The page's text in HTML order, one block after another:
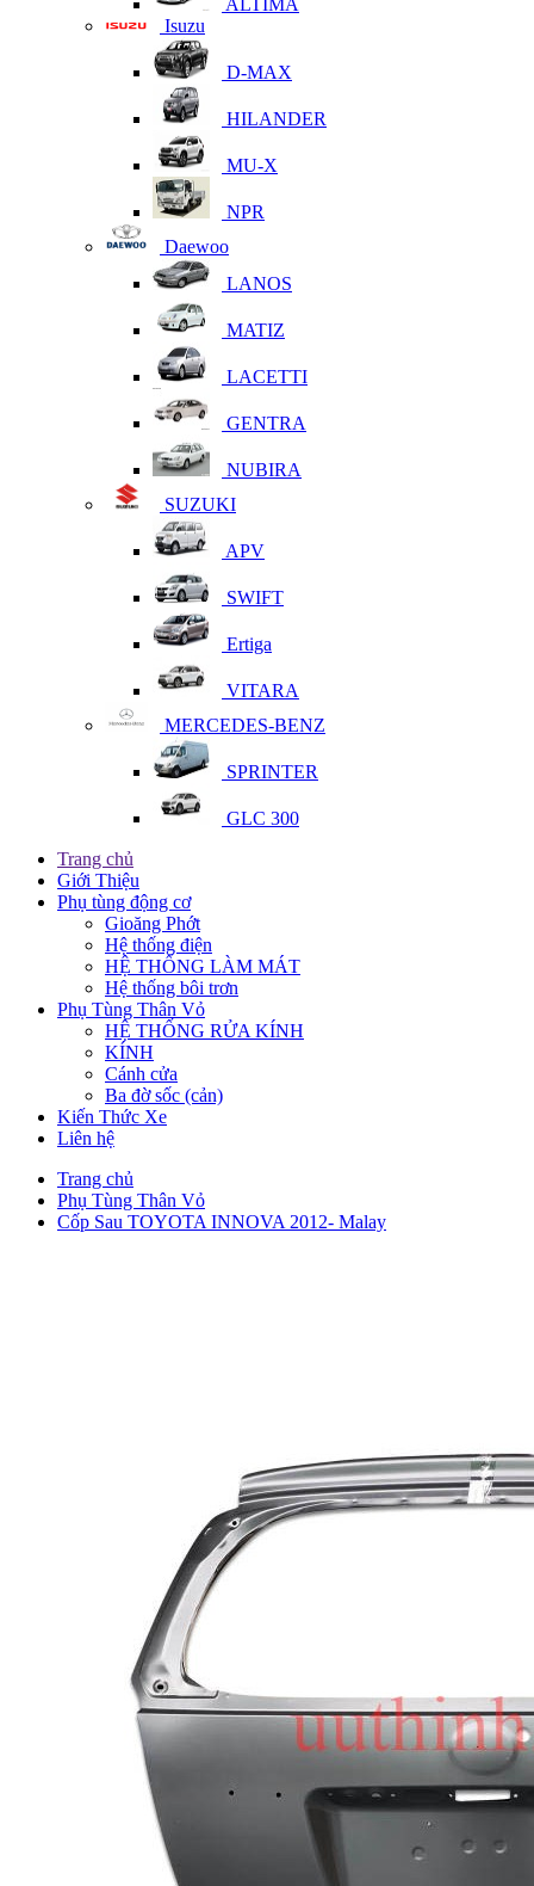
ALTIMA
Isuzu
D-MAX
HILANDER
MU-X
NPR
Daewoo
LANOS
MATIZ
LACETTI
GENTRA
NUBIRA
SUZUKI
APV
SWIFT
Ertiga
VITARA
MERCEDES-BENZ
SPRINTER
GLC 300
Trang chủ
Giới Thiệu
Phụ tùng động cơ
Gioăng Phớt
Hệ thống điện
HỆ THỐNG LÀM MÁT
Hệ thống bôi trơn
Phụ Tùng Thân Vỏ
HỆ THỐNG RỬA KÍNH
KÍNH
Cánh cửa
Ba đờ sốc (cản)
Kiến Thức Xe
Liên hệ
Trang chủ
Phụ Tùng Thân Vỏ
Cốp Sau TOYOTA INNOVA 2012- Malay